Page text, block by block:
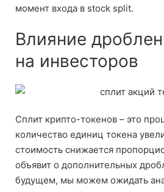
момент входа в stock split.
Влияние
на инвесторов
Сплит крипто-токенов – это
количество единиц токена
стоимость снижается
объявит о дополнительных
будущем, мы можем ожидать